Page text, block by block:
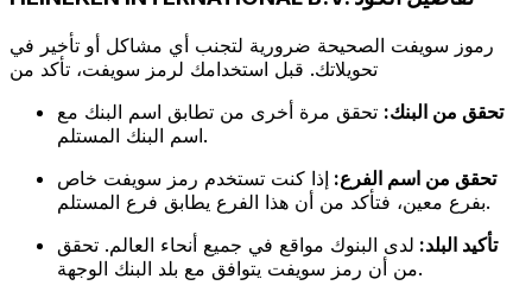
رموز سويفت الصحيحة ضرورية لتجنب أي مشاكل أو تأخير في
تحويلاتك. قبل استخدامك لرمز سويفت، تأكد من
تحقق من البنك: تحقق مرة أخرى من تطابق اسم البنك مع
اسم البنك المستلم.
تحقق من اسم الفرع: إذا كنت تستخدم رمز سويفت خاص
بفرع معين، فتأكد من أن هذا الفرع يطابق فرع المستلم.
تأكيد البلد: لدى البنوك مواقع في جميع أنحاء العالم. تحقق
من أن رمز سويفت يتوافق مع بلد البنك الوجهة.